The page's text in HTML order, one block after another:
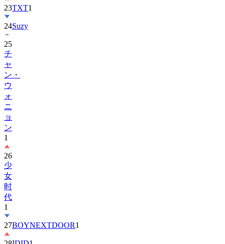
24Suzy
25
チ
ャ
ン・
ウ
ォ
ニ
ョ
ン
1
26
少
女
时
代
1
27
28IDID1